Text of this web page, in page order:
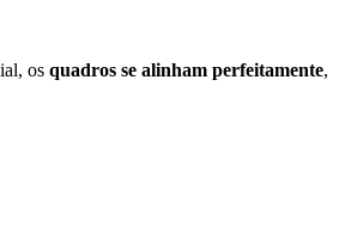
os quadros se alinham perfeitamente,